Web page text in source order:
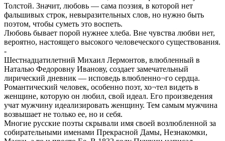
Толстой. Значит, любовь — сама поэзия, в которой нет
фальшивых строк, невыразительных слов, но нужно быть
поэтом, чтобы суметь это воспеть.
Любовь бывает порой нужнее хлеба. Вне чувства любви нет,
вероятно, настоящего высокого человеческого существования.
-
Шестнадцатилетний Михаил Лермонтов, влюбленный в
Наталью Федоровну Иванову, создает замечательный
лирический дневник — исповедь влюбленно¬го сердца.
Романтический человек, особенно поэт, хо¬тел видеть в
женщине, которую он любил, свой идеал. Его произведения
учат мужчину идеализировать женщину. Тем самым мужчина
возвышает не только ее, но и себя.
Многие русские поэты скрывали имя своей возлюбленной за
собирательными именами Прекрасной Дамы, Незнакомки,